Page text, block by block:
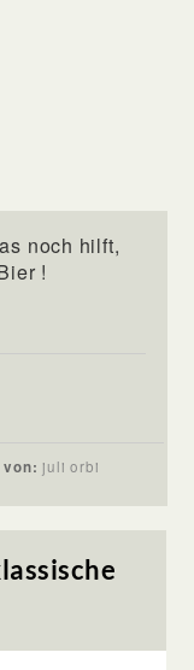
noch hilft,
!
von:juli orbi